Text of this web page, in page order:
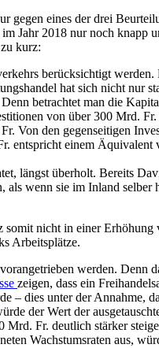
gegen eines der drei
Jahr 2018 nur noch
kurz:
berücksichtigt
hat sich nicht nur
betrachtet man die
von über 300 Mrd.
den gegenseitigen
entspricht einem
längst überholt. Bereits
wenn sie im Inland
nicht in einer
Arbeitsplätze.
werden.
zeigen, dass ein
– dies unter der
der Wert der
Fr. deutlich stärker
Wachstumsraten aus,